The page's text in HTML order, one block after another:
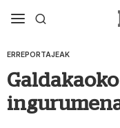
ERREPORTAJEAK